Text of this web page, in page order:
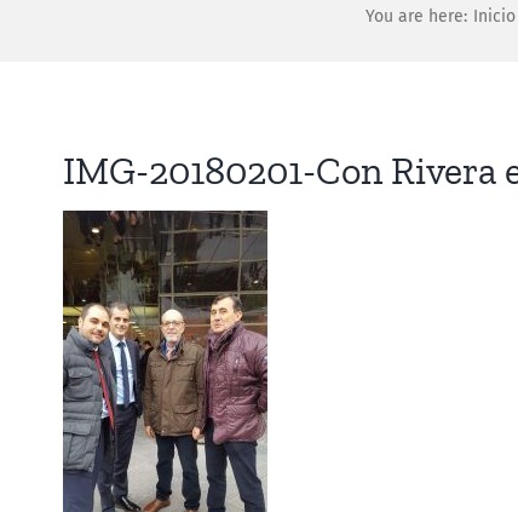
You are here: Inicio
IMG-20180201-Con Rivera